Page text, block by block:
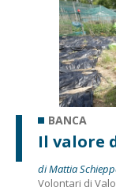
BANCA
Il valore
di Mattia
Volontari di